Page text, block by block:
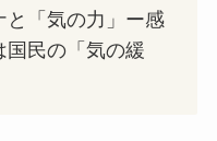
「気の力」ー感
国民の「気の緩